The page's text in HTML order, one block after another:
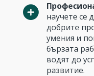
научете се
добрите
умения и
бързата
водят до
развитие.